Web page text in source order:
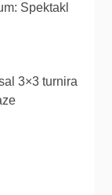
Spektakl
3×3 turnira